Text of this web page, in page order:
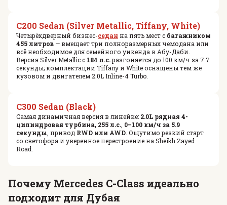
C200 Sedan (Silver Metallic, Tiffany, White)
Четырёхдверный бизнес-седан на пять мест с багажником
455 литров — вмещает три полноразмерных чемодана или
всё необходимое для семейного уикенда в Абу-Даби.
Версия Silver Metallic с 184 л.с.разгоняется до 100 км/ч за 7.7
секунды; комплектации Tiffany и White оснащены тем же
кузовом и двигателем 2.0L Inline-4 Turbo.
C300 Sedan (Black)
Самая динамичная версия в линейке: 2.0L рядная 4-
цилиндровая турбина, 255 л.с. 0–100 км/ч за 5.9
секунды , привод RWD или AWD . Ощутимо резкий старт
со светофора и уверенное перестроение на Sheikh Zayed
Road.
Почему Mercedes C-Class идеально
подходит для Дубая